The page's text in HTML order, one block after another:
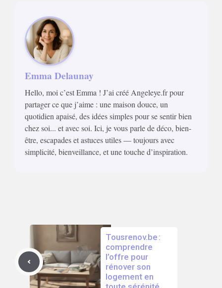
Emma Delaunay
Hello, moi c’est Emma ! J’ai créé Angeleye.fr pour
partager ce que j’aime : une maison douce, un
quotidien apaisé, des idées simples pour se sentir bien
chez soi... et avec soi. Ici, je vous parle de déco, bien-
être, escapades et astuces utiles — toujours avec
simplicité, bienveillance, et une touche d’inspiration.
Tousrenov.be :
comprendre
l’offre pour
rénover son
logement en